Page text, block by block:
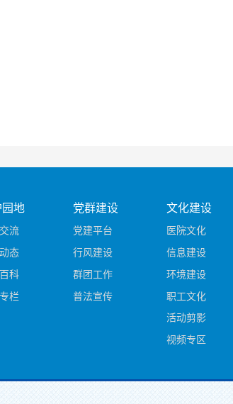
地
流
态
科
栏
党群建设
党建平台
行风建设
群团工作
普法宣传
文化建设
医院文化
信息建设
环境建设
职工文化
活动剪影
视频专区